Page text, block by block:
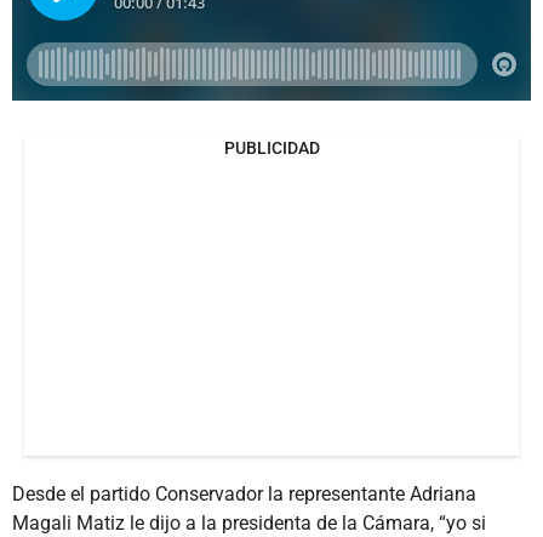
PUBLICIDAD
Desde el partido Conservador la representante Adriana
Magali Matiz le dijo a la presidenta de la Cámara, “yo si